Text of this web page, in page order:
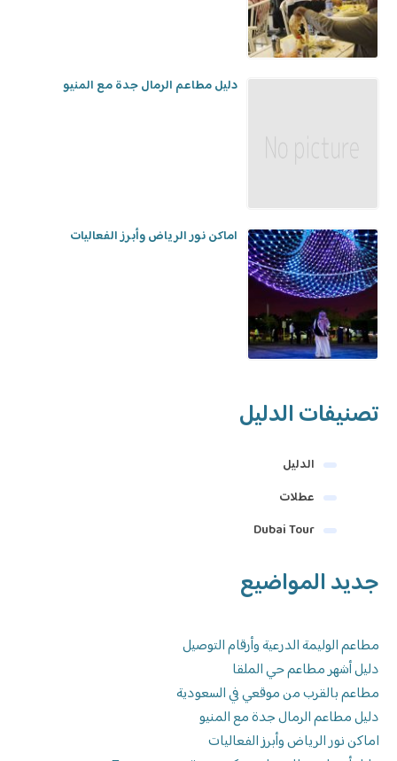
دليل مطاعم الرمال جدة مع المنيو
اماكن نور الرياض وأبرز الفعاليات
تصنيفات الدليل
الدليل
عطلات
Dubai Tour
جديد المواضيع
مطاعم الوليمة الدرعية وأرقام التوصيل
دليل أشهر مطاعم حي الملقا
مطاعم بالقرب من موقعي في السعودية
دليل مطاعم الرمال جدة مع المنيو
اماكن نور الرياض وأبرز الفعاليات